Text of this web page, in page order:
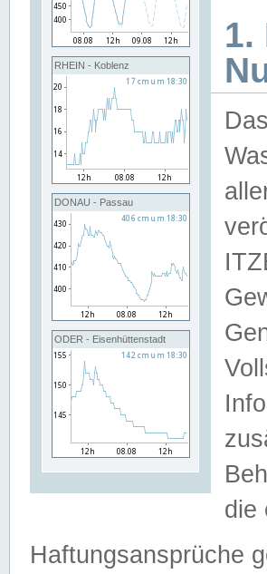
RHEIN - Koblenz
DONAU - Passau
ODER - Eisenhüttenstadt
1.
die
Haftungsansprüche